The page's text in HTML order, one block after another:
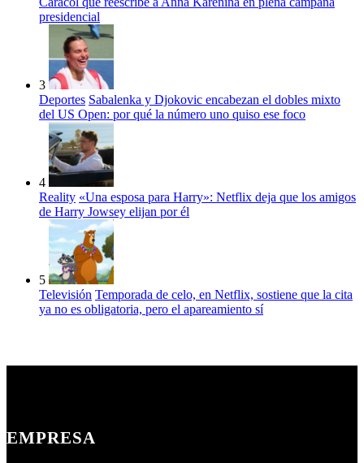
presidencial
3
Deportes Sabalenka y Djokovic encabezan el dobles mixto
del US Open: por qué la número uno quiso ese foco
4
Reality «Una esposa para Harry»: Netflix deja que los amigos
de Harry Jowsey elijan por él
5
Televisión Temporada de celo, en Netflix, sostiene que la cita
ya no es obligatoria, pero el apareamiento sí
EMPRESA